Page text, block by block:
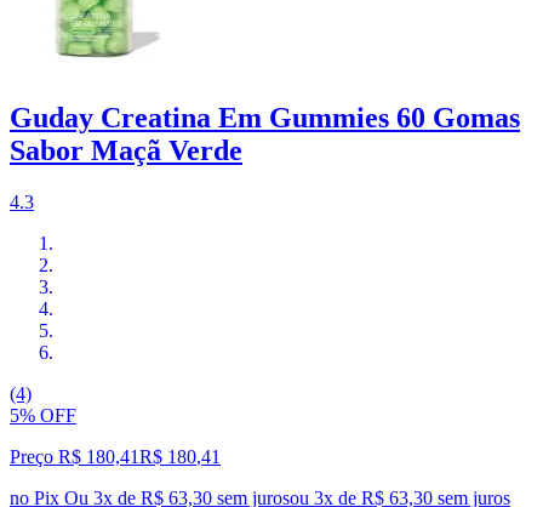
Guday Creatina Em Gummies 60 Gomas
Sabor Maçã Verde
4.3
(4)
5% OFF
Preço R$ 180,41R$ 180,41
no Pix Ou 3x de R$ 63,30 sem jurosou 3x de R$ 63,30 sem juros